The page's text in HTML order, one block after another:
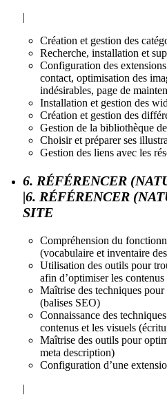
|
Création et gestion des
Recherche, installation et
Configuration des
contact, optimisation des
indésirables, page de
Installation et gestion des
Création et gestion des
Gestion de la bibliothèque
Choisir et préparer ses
Gestion des liens avec les
6. RÉFÉRENCER
|6. RÉFÉRENCER
SITE
Compréhension du
(vocabulaire et inventaire
Utilisation des outils pour
afin d’optimiser les contenus
Maîtrise des techniques
(balises SEO)
Connaissance des
contenus et les visuels
Maîtrise des outils pour
meta description)
Configuration d’une
|